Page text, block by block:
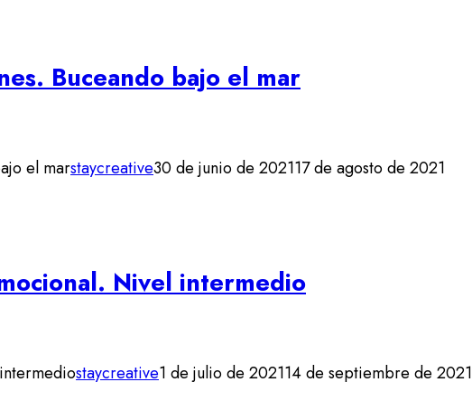
Buceando bajo el mar
el marstaycreative30 de junio de 202117 de agosto de 2021
Nivel intermedio
staycreative1 de julio de 202114 de septiembre de 2021